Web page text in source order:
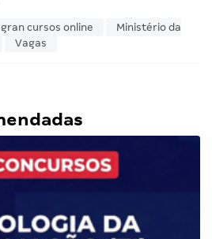
gran cursos online
Ministério da
Vagas